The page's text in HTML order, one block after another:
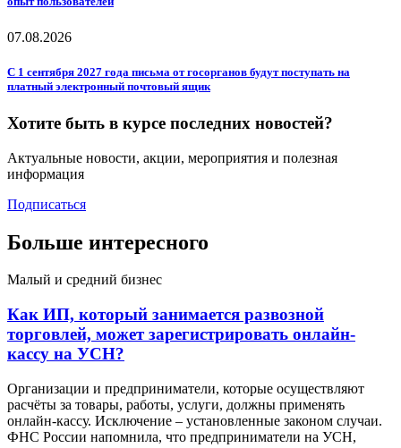
07.08.2026
С 1 сентября 2027 года письма от госорганов будут поступать на
платный электронный почтовый ящик
Хотите быть в курсе последних новостей?
Актуальные новости, акции, мероприятия и полезная
информация
Подписаться
Больше интересного
Малый и средний бизнес
Как ИП, который занимается развозной
торговлей, может зарегистрировать онлайн-
кассу на УСН?
Организации и предприниматели, которые осуществляют
расчёты за товары, работы, услуги, должны применять
онлайн-кассу. Исключение – установленные законом случаи.
ФНС России напомнила, что предприниматели на УСН,